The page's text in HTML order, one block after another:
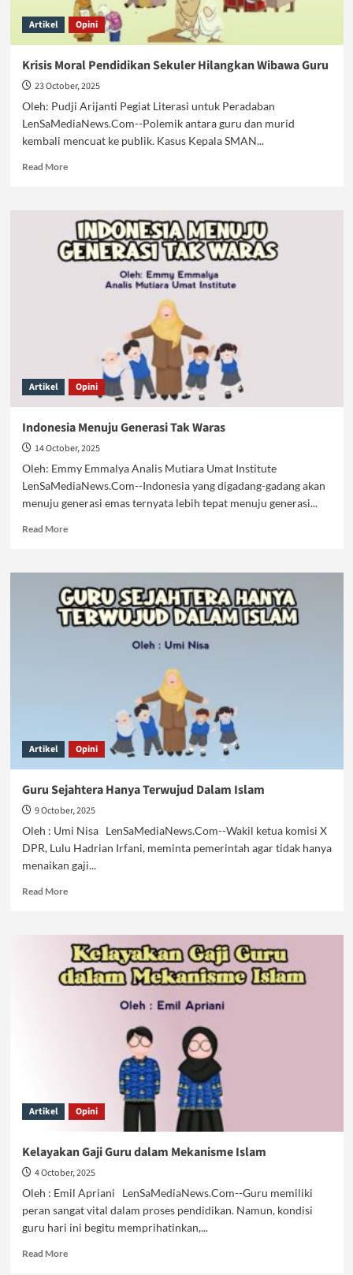
Artikel Opini
Krisis Moral Pendidikan Sekuler Hilangkan Wibawa Guru
23 October, 2025
Oleh: Pudji Arijanti Pegiat Literasi untuk Peradaban
LenSaMediaNews.Com--Polemik antara guru dan murid
kembali mencuat ke publik. Kasus Kepala SMAN...
Read MoreRead
Moral
Pendidikan
Sekuler
Artikel Opini
Indonesia Menuju Generasi Tak Waras
14 October, 2025
Oleh: Emmy Emmalya Analis Mutiara Umat Institute
LenSaMediaNews.Com--Indonesia yang digadang-gadang akan
menuju generasi emas ternyata lebih tepat menuju generasi...
Read MoreRead
Indonesia
Menuju
Generasi
Tak
Waras
Artikel Opini
Guru Sejahtera Hanya Terwujud Dalam Islam
9 October, 2025
Oleh : Umi Nisa LenSaMediaNews.Com--Wakil ketua komisi X
DPR, Lulu Hadrian Irfani, meminta pemerintah agar tidak hanya
menaikan gaji...
Read MoreRead
Guru
Sejahtera
Hanya
Terwujud
Artikel Opini
Kelayakan Gaji Guru dalam Mekanisme Islam
4 October, 2025
Oleh : Emil Apriani LenSaMediaNews.Com--Guru memiliki
peran sangat vital dalam proses pendidikan. Namun, kondisi
guru hari ini begitu memprihatinkan,...
Read MoreRead